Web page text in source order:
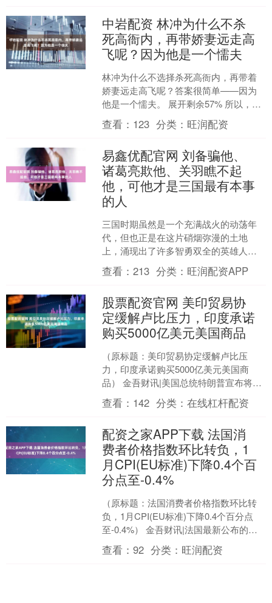
中岩配资 林冲为什么不杀
死高衙内，再带娇妻远走高
飞呢？因为他是一个懦夫
林冲为什么不选择杀死高衙内，再带着
娇妻远走高飞呢？答案很简单——因为
他是一个懦夫。 展开剩余57% 所以，林
冲注定死路一条。这时，为了保住自己
的性命，他选择了抛....
查看： 123 分类： 旺润配资
易鑫优配官网 刘备骗他、
诸葛亮欺他、关羽瞧不起
他，可他才是三国最有本事
的人
三国时期虽然是一个充满战火的动荡年
代，但也正是在这片硝烟弥漫的土地
上，涌现出了许多智勇双全的英雄人
物，他们或率领军队奋力拼搏，或凭借
精妙的计策，逐步占领属于自己....
查看：213 分类： 旺润配资APP
股票配资官网 美印贸易协
定缓解卢比压力，印度承诺
购买5000亿美元美国商品
（原标题：美印贸易协定缓解卢比压
力，印度承诺购买5000亿美元美国商
品） 金吾财讯|美国总统特朗普宣布将印
度进口商品关税从50%降至18%，条件是
印度停止购买俄....
查看： 142 分类：在线杠杆配资
配资之家APP下载 法国消
费者价格指数环比转负，1
月CPI(EU标准)下降0.4个百
分点至-0.4%
（原标题：法国消费者价格指数环比转
负，1月CPI(EU标准)下降0.4个百分点
至-0.4%） 金吾财讯|法国最新公布的消
费者价格指数(EU标准)显示，2023年....
查看：92 分类： 旺润配资